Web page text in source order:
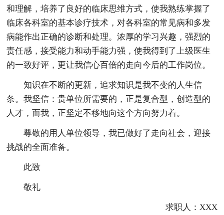
和理解，培养了良好的临床思维方式，使我熟练掌握了
临床各科室的基本诊疗技术，对各科室的常见病和多发
病能作出正确的诊断和处理。浓厚的学习兴趣，强烈的
责任感，接受能力和动手能力强，使我得到了上级医生
的一致好评，更让我信心百倍的走向今后的工作岗位。
知识在不断的更新，追求知识是我不变的人生信
条。我坚信：贵单位所需要的，正是复合型，创造型的
人才，而我，正坚定不移地向这个方向努力着。
尊敬的用人单位领导，我已做好了走向社会，迎接
挑战的全面准备。
此致
敬礼
求职人：XXX